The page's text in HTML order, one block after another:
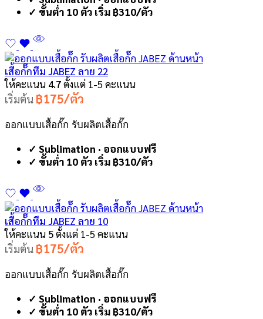
✓ ขั้นต่ำ 10 ตัว เริ่ม ฿310/ตัว
เสื้อกั๊กทีม JABEZ ลาย 22
ให้คะแนน 4.7ตั้งแต่ 1-5 คะแนน
เริ่มต้น ฿175/ตัว
ออกแบบเสื้อกั๊ก รับผลิตเสื้อกั๊ก
✓ Sublimation · ออกแบบฟรี
✓ ขั้นต่ำ 10 ตัว เริ่ม ฿310/ตัว
เสื้อกั๊กทีม JABEZ ลาย 10
ให้คะแนน 5ตั้งแต่ 1-5 คะแนน
เริ่มต้น ฿175/ตัว
ออกแบบเสื้อกั๊ก รับผลิตเสื้อกั๊ก
✓ Sublimation · ออกแบบฟรี
✓ ขั้นต่ำ 10 ตัว เริ่ม ฿310/ตัว